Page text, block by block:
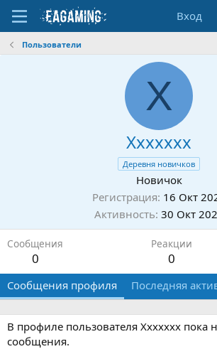
Вход
Пользователи
X
Xxxxxxx
Деревня новичков
Новичок
Регистрация 16 Окт
Активность 30 Окт
Сообщения
0
Реакции
0
Сообщения профиля Последняя
В профиле пользователя Xxxxxxx пока
сообщения.